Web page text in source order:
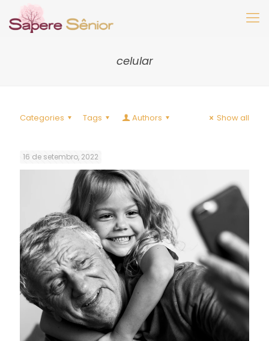
celular
Categories Tags Authors Show all
16 de setembro, 2022